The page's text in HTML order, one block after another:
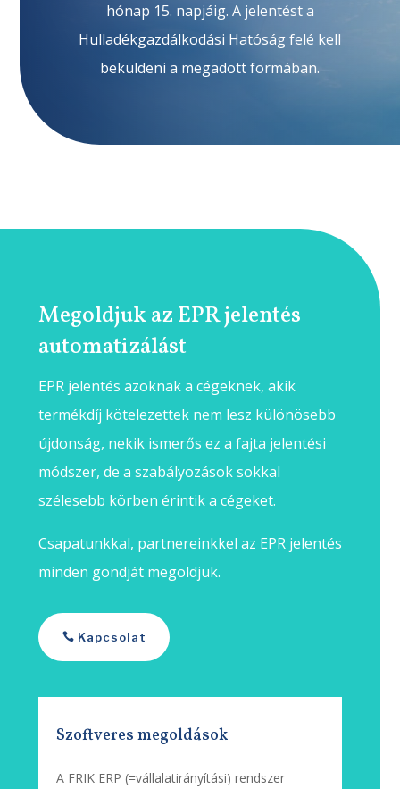
hónap 15. napjáig. A jelentést a
Hulladékgazdálkodási Hatóság felé kell
beküldeni a megadott formában.
Megoldjuk az EPR jelentés
automatizálást
EPR jelentés azoknak a cégeknek, akik
termékdíj kötelezettek nem lesz különösebb
újdonság, nekik ismerős ez a fajta jelentési
módszer, de a szabályozások sokkal
szélesebb körben érintik a cégeket.
Csapatunkkal, partnereinkkel az EPR jelentés
minden gondját megoldjuk.
Kapcsolat
Szoftveres megoldások
A FRIK ERP (=vállalatirányítási) rendszer